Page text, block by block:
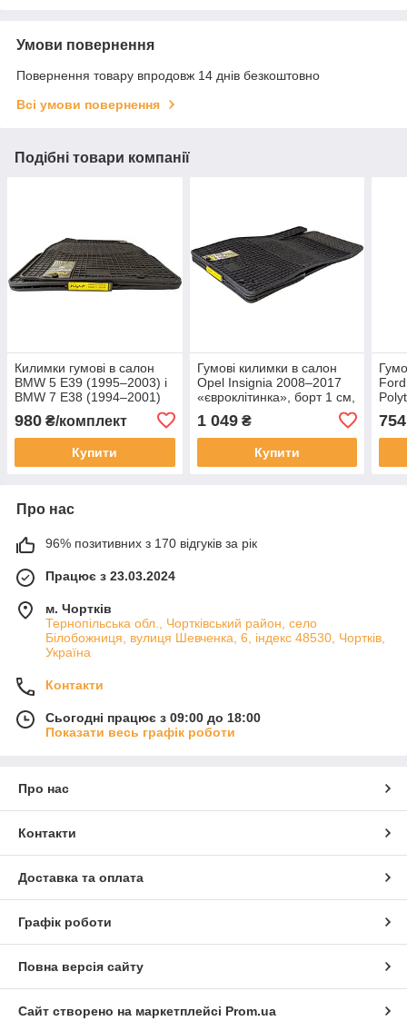
Умови повернення
Повернення товару впродовж 14 днів безкоштовно
Всі умови повернення
Подібні товари компанії
Килимки гумові в салон
BMW 5 E39 (1995–2003) і
BMW 7 E38 (1994–2001)
980 ₴/комплект
Купити
Гумові килимки в салон
Opel Insignia 2008–2017
«євроклітинка», борт 1 см,
1 049₴
Купити
шт
754
Про нас
96% позитивних з 170 відгуків за рік
Працює з 23.03.2024
м. Чортків
Тернопільська обл., Чортківський район, село
Білобожниця, вулиця Шевченка, 6, індекс 48530, Чортків,
Україна
Контакти
Сьогодні працює з 09:00 до 18:00
Показати весь графік роботи
Про нас
Контакти
Доставка та оплата
Графік роботи
Повна версія сайту
Сайт створено на маркетплейсі Prom.ua